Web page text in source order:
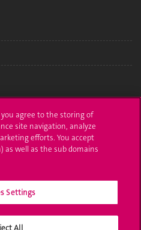
you agree to the storing of
site navigation, analyze
efforts. You accept
well as the sub domains
Settings
All